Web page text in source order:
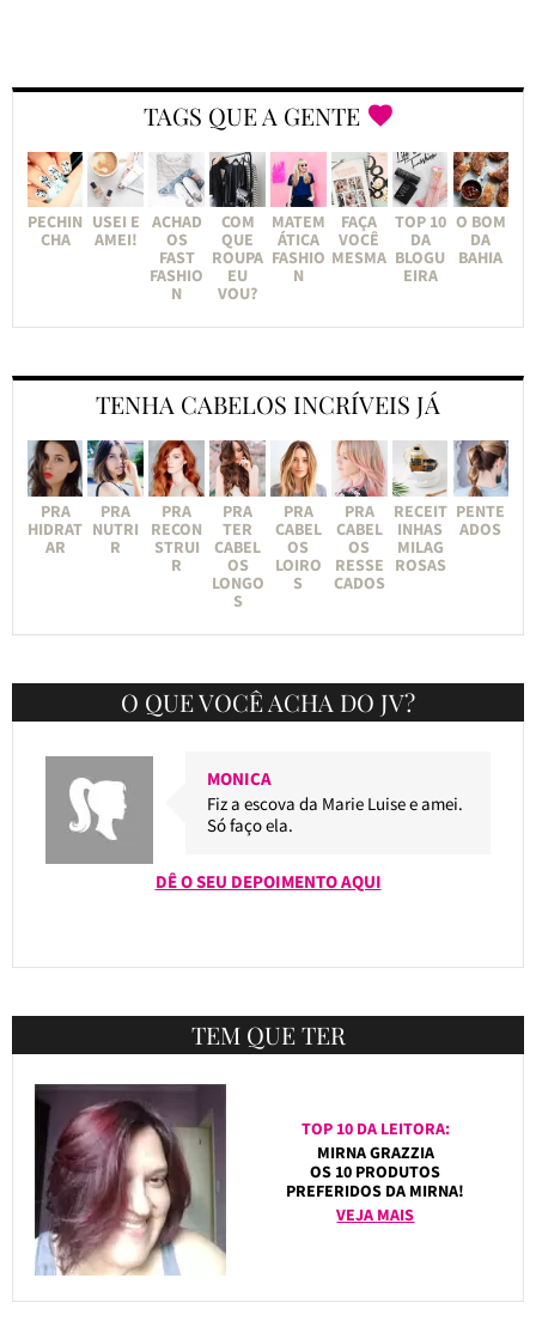
TAGS QUE A GENTE
PECHIN
CHA
USEI E
AMEI!
ACHAD
OS
FAST
FASHIO
N
COM
QUE
ROUPA
EU
VOU?
MATEM
ÁTICA
FASHIO
N
FAÇA
VOCÊ
MESMA
TOP 10
DA
BLOGU
EIRA
O BOM
DA
BAHIA
TENHA CABELOS INCRÍVEIS JÁ
PRA
HIDRAT
AR
PRA
NUTRI
R
PRA
RECON
STRUI
R
PRA
TER
CABEL
OS
LONGO
S
PRA
CABEL
OS
LOIRO
S
PRA
CABEL
OS
RESSE
CADOS
RECEIT
INHAS
MILAG
ROSAS
PENTE
ADOS
O QUE VOCÊ ACHA DO JV?
MONICA
Fiz a escova da Marie Luise e amei.
Só faço ela.
DÊ O SEU DEPOIMENTO AQUI
TEM QUE TER
TOP 10 DA LEITORA:
MIRNA GRAZZIA
OS 10 PRODUTOS
PREFERIDOS DA MIRNA!
VEJA MAIS